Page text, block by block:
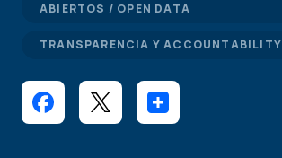
ABIERTOS / OPEN DATA
TRANSPARENCIA Y ACCOUNTABILITY